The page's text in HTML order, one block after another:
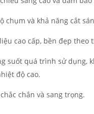
chụm và khả năng cắt
cao cấp, bền đẹp theo
suốt quá trình sử dụng,
độ cao.
chắn và sang trọng.